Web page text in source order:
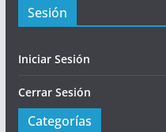
Sesión
Iniciar Sesión
Cerrar Sesión
Categorías